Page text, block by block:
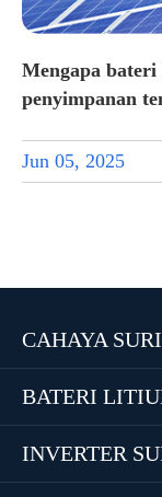
Mengapa
penyimpanan
Jun 05, 2025
CAHAYA
BATERI
INVERTER